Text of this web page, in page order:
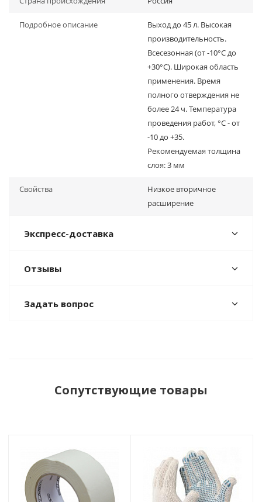
Подробное описание
Выход до 45 л. Высокая
производительность.
Всесезонная (от -10°С до
+30°С). Широкая область
применения. Время
полного отверждения не
более 24 ч. Температура
проведения работ, °С - от
-10 до +35.
Рекомендуемая толщина
слоя: 3 мм
Свойства
Низкое вторичное
расширение
Экспресс-доставка
Отзывы
Задать вопрос
Сопутствующие товары